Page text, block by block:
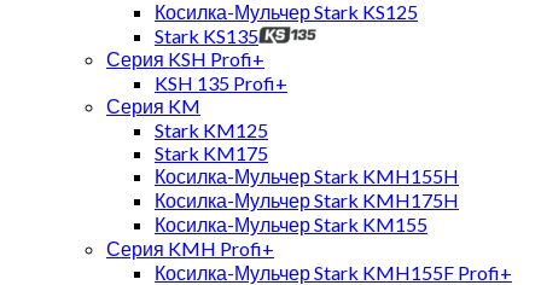
Косилка-Мульчер Stark KS125
Stark KS135
Серия KSH Profi+
KSH 135 Profi+
Серия KM
Stark KM125
Stark KM175
Косилка-Мульчер Stark KMH155H
Косилка-Мульчер Stark KMH175H
Косилка-Мульчер Stark KM155
Серия KMH Profi+
Косилка-Мульчер Stark KMH155F Profi+